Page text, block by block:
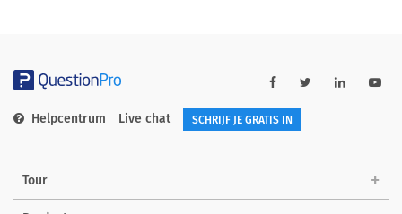
Helpcentrum Live chat SCHRIJF JE GRATIS IN
Tour